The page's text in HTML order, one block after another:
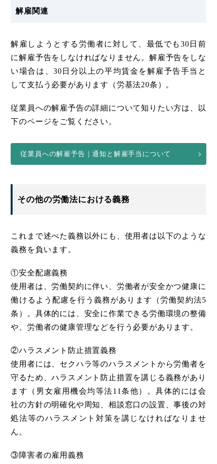
解雇関連
解雇しようとする労働者に対して、最低でも30日前
に解雇予告をしなければなりません。解雇予告をしな
い場合は、30日分以上の平均賃金を解雇予告手当と
して支払う必要があります（労基法20条）。
従業員への解雇予告の詳細について知りたい方は、以
下のページをご覧ください。
従業員への解雇予告｜通知と解雇手当について
その他の労働法における義務
これまで述べた義務以外にも、使用者は以下のような
義務を負います。
①安全配慮義務
使用者は、労働契約に伴い、労働者が安全かつ健康に
働けるよう配慮を行う義務があります（労働契約法5
条）。具体的には、安全に作業できる労働環境の整備
や、労働者の健康管理などを行う必要があります。
②ハラスメント防止措置義務
使用者には、セクハラ等のハラスメントから労働者を
守るため、ハラスメント防止措置を講じる義務があり
ます（男女雇用機会均等法11条他）。具体的には会
社の方針の明確化や周知、相談窓口の設置、事後の対
処法等のハラスメント対策を講じなければなりませ
ん。
③障害者の雇用義務